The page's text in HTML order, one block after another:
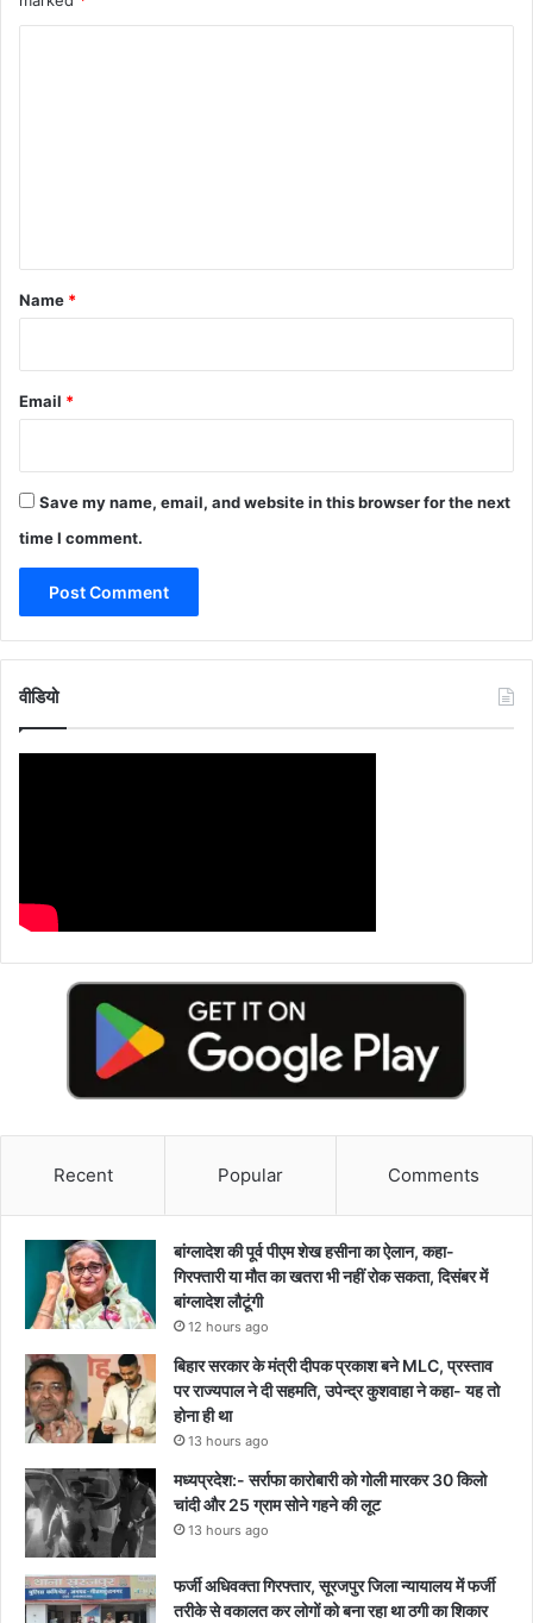
*
Name *
Email *
Save my name, email, and website in this browser for the next
time I comment.
वीडियो
Recent Popular Comments
बांग्लादेश की पूर्व पीएम शेख हसीना का ऐलान, कहा-
गिरफ्तारी या मौत का खतरा भी नहीं रोक सकता, दिसंबर में
बांग्लादेश लौटूंगी
12 hours ago
बिहार सरकार के मंत्री दीपक प्रकाश बने MLC, प्रस्ताव
पर राज्यपाल ने दी सहमति, उपेन्द्र कुशवाहा ने कहा- यह तो
होना ही था
13 hours ago
मध्यप्रदेश:- सर्राफा कारोबारी को गोली मारकर 30 किलो
चांदी और 25 ग्राम सोने गहने की लूट
13 hours ago
फर्जी अधिवक्ता गिरफ्तार, सूरजपुर जिला न्यायालय में फर्जी
तरीके से वकालत कर लोगों को बना रहा था ठगी का शिकार